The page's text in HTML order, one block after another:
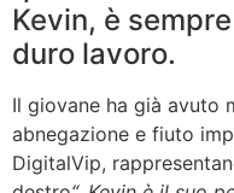
Kevin, è
duro lavoro.
Il giovane ha già avuto
abnegazione e fiuto
DigitalVip,